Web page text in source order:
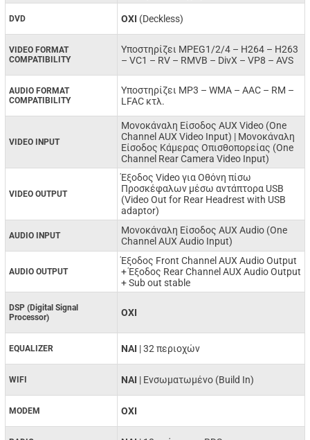
DVD ΟΧΙ (Deckless)
VIDEO FORMAT
COMPATIBILITY
Υποστηρίζει MPEG1/2/4 – H264 – H263
– VC1 – RV – RMVB – DivX – VP8 – AVS
AUDIO FORMAT
COMPATIBILITY
Υποστηρίζει MP3 – WMA – AAC – RM –
LFAC κτλ.
VIDEO INPUT
Μονοκάναλη Είσοδος AUX Video (One
Channel AUX Video Input) | Μονοκάναλη
Είσοδος Κάμερας Οπισθοπορείας (One
Channel Rear Camera Video Input)
VIDEO OUTPUT
Έξοδος Video για Οθόνη πίσω
Προσκέφαλων μέσω αντάπτορα USB
(Video Out for Rear Headrest with USB
adaptor)
AUDIO INPUT
Μονοκάναλη Είσοδος AUX Audio (One
Channel AUX Audio Input)
AUDIO OUTPUT
Έξοδος Front Channel AUX Audio Output
+ Έξοδος Rear Channel AUX Audio Output
+ Sub out stable
DSP (Digital Signal
Processor)
ΟΧΙ
EQUALIZER NAI | 32 περιοχών
WIFI ΝΑΙ | Ενσωματωμένο (Build In)
MODEM ΟΧΙ